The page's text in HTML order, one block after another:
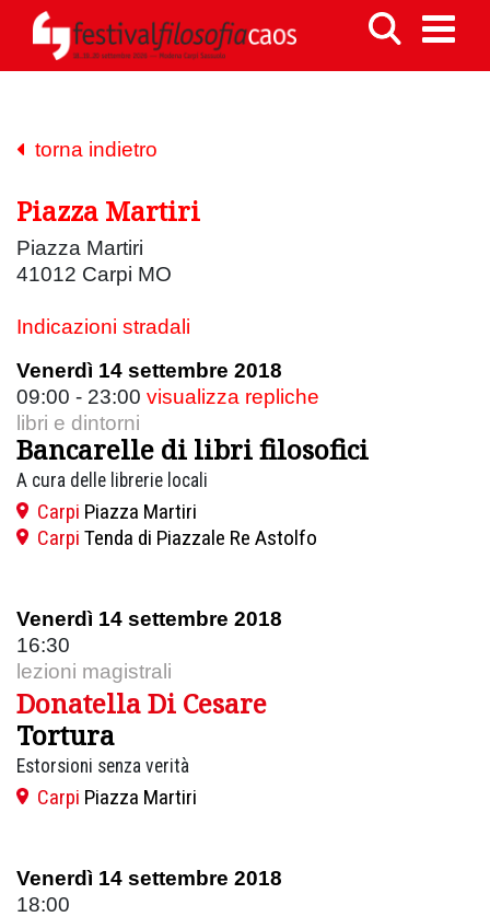
torna indietro
Piazza Martiri
Piazza Martiri
41012 Carpi MO
Indicazioni stradali
Venerdì 14 settembre 2018
09:00 - 23:00 visualizza repliche
libri e dintorni
Bancarelle di libri filosofici
A cura delle librerie locali
Carpi Piazza Martiri
Carpi Tenda di Piazzale Re Astolfo
Venerdì 14 settembre 2018
16:30
lezioni magistrali
Donatella Di Cesare
Tortura
Estorsioni senza verità
Carpi Piazza Martiri
Venerdì 14 settembre 2018
18:00